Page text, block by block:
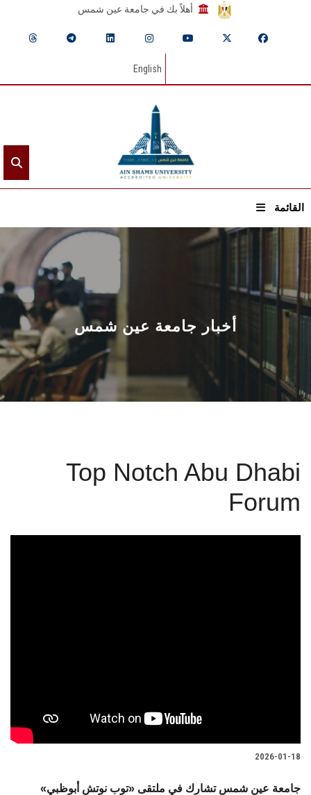
أهلاً بك في جامعة عين شمس
English
القائمة
الرئيسيـة
عن الجامعة
القطاعـات
الشئون الأكاديمية
البحث العلمي
المراكز والوحدات
الخريجين
أخبار جامعة عين شمس
Top Notch Abu Dhabi
Forum
2026-01-18
جامعة عين شمس تشارك في ملتقى «توب نوتش أبوظبي»